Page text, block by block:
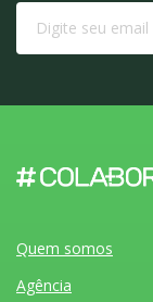
Quem somos
Agência